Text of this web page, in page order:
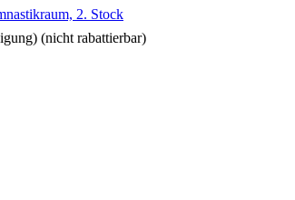
2. Stock
(nicht rabattierbar)